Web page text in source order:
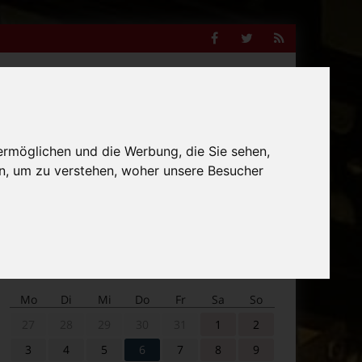
und die Werbung, die Sie sehen,
um zu verstehen, woher unsere Besucher
Facebook
Twitter
Feed
Suche
Mo Di Mi Do Fr Sa
So
1
2
3
4 5 6 7 8
9